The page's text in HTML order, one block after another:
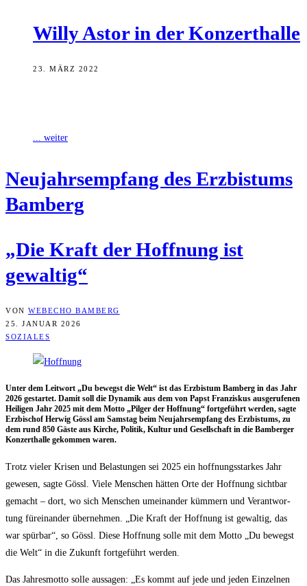
Wil­ly Astor in der Konzerthalle
23. MÄRZ 2022
... weiter
Neu­jahrs­emp­fang des Erz­bis­tums
Bamberg
„Die Kraft der Hoff­nung ist
gewaltig“
VON WEBECHO BAMBERG
25. JANUAR 2026
SOZIALES
Unter dem Leit­wort „Du bewegst die Welt“ ist das Erz­bis­tum Bam­berg in das Jahr
2026 gestar­tet. Damit soll die Dyna­mik aus dem von Papst Fran­zis­kus aus­ge­ru­fe­nen
Hei­li­gen Jahr 2025 mit dem Mot­to „Pil­ger der Hoff­nung“ fort­ge­führt wer­den, sag­te
Erz­bi­schof Her­wig Gössl am Sams­tag beim Neu­jahrs­emp­fang des Erz­bis­tums, zu
dem rund 850 Gäs­te aus Kir­che, Poli­tik, Kul­tur und Gesell­schaft in die Bam­ber­ger
Kon­zert­hal­le gekom­men waren.
Trotz vie­ler Kri­sen und Belas­tun­gen sei 2025 ein hoff­nungs­star­kes Jahr
gewe­sen, sag­te Gössl. Vie­le Men­schen hät­ten Orte der Hoff­nung sicht­bar
gemacht – dort, wo sich Men­schen umein­an­der küm­mern und Ver­ant­wor­
tung für­ein­an­der über­neh­men. „Die Kraft der Hoff­nung ist gewal­tig, das
war spür­bar“, so Gössl. Die­se Hoff­nung sol­le mit dem Mot­to „Du bewegst
die Welt“ in die Zukunft fort­ge­führt werden.
Das Jah­res­mot­to sol­le aus­sa­gen: „Es kommt auf jede und jeden Ein­zel­nen